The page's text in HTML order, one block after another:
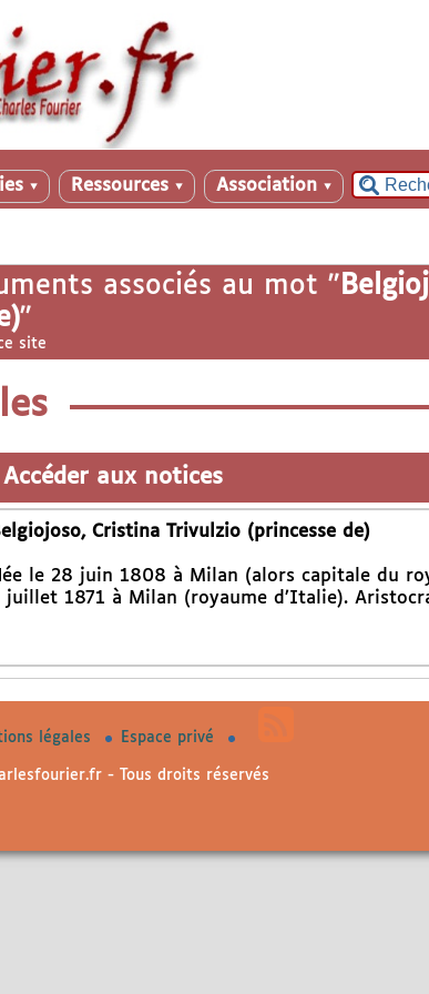
▼ Ressources ▼ Association ▼
associés au mot "
"
site
Accéder aux notices
Cristina Trivulzio (princesse de)
le 28 juin 1808 à Milan (alors capitale du
juillet 1871 à Milan (royaume d’Italie).
légales Espace privé
- Tous droits réservés